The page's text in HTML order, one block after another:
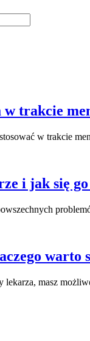
trakcie
w trakcie
i jak się
warto
lekarza, masz